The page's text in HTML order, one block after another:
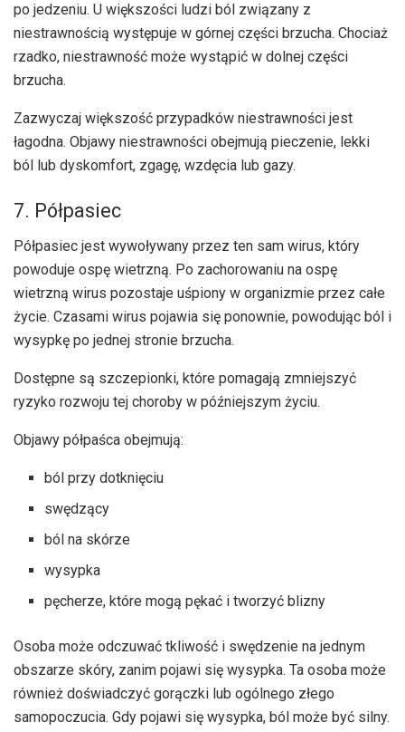
po jedzeniu. U większości ludzi ból związany z
niestrawnością występuje w górnej części brzucha. Chociaż
rzadko, niestrawność może wystąpić w dolnej części
brzucha.
Zazwyczaj większość przypadków niestrawności jest
łagodna. Objawy niestrawności obejmują pieczenie, lekki
ból lub dyskomfort, zgagę, wzdęcia lub gazy.
7. Półpasiec
Półpasiec jest wywoływany przez ten sam wirus, który
powoduje ospę wietrzną. Po zachorowaniu na ospę
wietrzną wirus pozostaje uśpiony w organizmie przez całe
życie. Czasami wirus pojawia się ponownie, powodując ból i
wysypkę po jednej stronie brzucha.
Dostępne są szczepionki, które pomagają zmniejszyć
ryzyko rozwoju tej choroby w późniejszym życiu.
Objawy półpaśca obejmują:
ból przy dotknięciu
swędzący
ból na skórze
wysypka
pęcherze, które mogą pękać i tworzyć blizny
Osoba może odczuwać tkliwość i swędzenie na jednym
obszarze skóry, zanim pojawi się wysypka. Ta osoba może
również doświadczyć gorączki lub ogólnego złego
samopoczucia. Gdy pojawi się wysypka, ból może być silny.